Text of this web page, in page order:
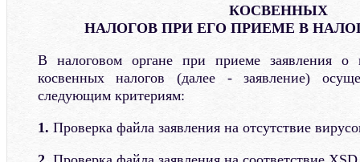
КОСВЕННЫХ
НАЛОГОВ ПРИ ЕГО ПРИЕМЕ В
В налоговом органе при приеме заявления о
косвенных налогов (далее - заявление)
следующим критериям:
1. Проверка файла заявления на отсутствие